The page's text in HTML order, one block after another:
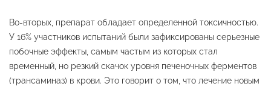
Во-вторых, препарат обладает определенной токсичностью.
У 16% участников испытаний были зафиксированы серьезные
побочные эффекты, самым частым из которых стал
временный, но резкий скачок уровня печеночных ферментов
(трансаминаз) в крови. Это говорит о том, что лечение новым